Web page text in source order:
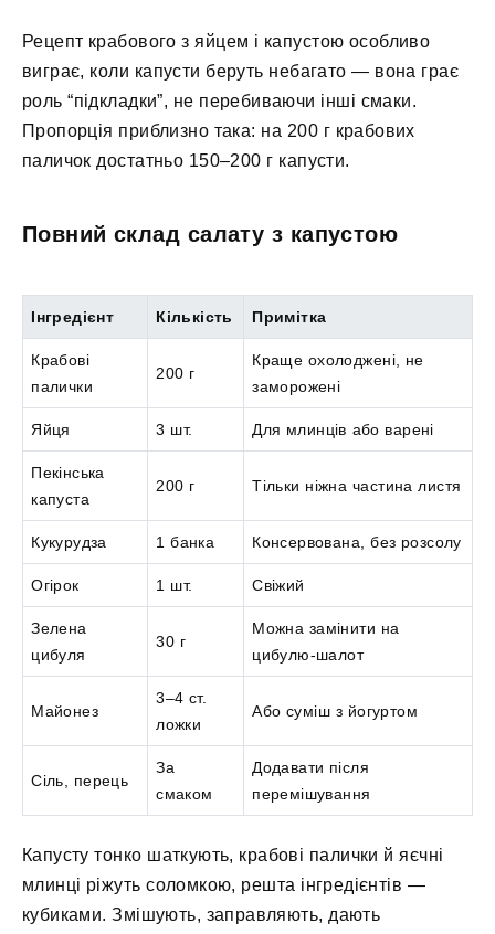
Рецепт крабового з яйцем і капустою особливо
виграє, коли капусти беруть небагато — вона грає
роль “підкладки”, не перебиваючи інші смаки.
Пропорція приблизно така: на 200 г крабових
паличок достатньо 150–200 г капусти.
Повний склад салату з капустою
Інгредієнт Кількість Примітка
Крабові
палички
200 г
Краще охолоджені, не
заморожені
Яйця 3 шт. Для млинців або варені
Пекінська
капуста
200 г Тільки ніжна частина листя
Кукурудза 1 банка Консервована, без розсолу
Огірок 1 шт. Свіжий
Зелена
цибуля
30 г
Можна замінити на
цибулю-шалот
Майонез
3–4 ст.
ложки
Або суміш з йогуртом
Сіль, перець
За
смаком
Додавати після
перемішування
Капусту тонко шаткують, крабові палички й яєчні
млинці ріжуть соломкою, решта інгредієнтів —
кубиками. Змішують, заправляють, дають